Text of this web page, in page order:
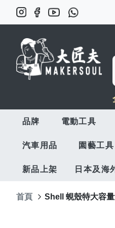
品牌 電動工具
汽車用品 園藝工具
新品上架 日本及海
首頁 Shell 蜆殼特大容